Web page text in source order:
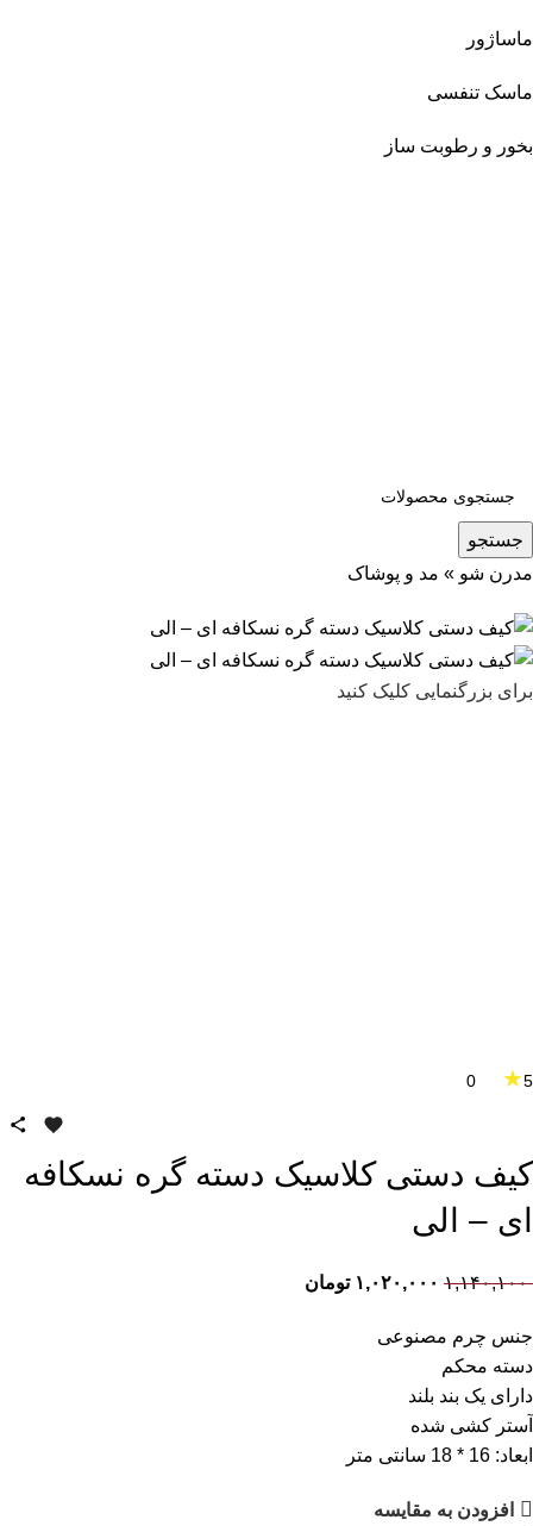
ماساژور
ماسک تنفسی
بخور و رطوبت ساز
جستجو
مدرن شو » مد و پوشاک
برای بزرگنمایی کلیک کنید
5
★
کیف دستی کلاسیک دسته گره نسکافه
ای – الی
۱,۱۴۰,۱۰۰ ۱,۰۲۰,۰۰۰ تومان
جنس چرم مصنوعی
دسته محکم
دارای یک بند بلند
آستر کشی شده
ابعاد: 16 * 18 سانتی متر
افزودن به مقایسه